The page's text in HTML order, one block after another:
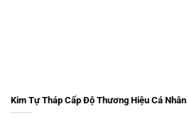
Kim Tự Tháp Cấp Độ Thương Hiệu Cá Nhân